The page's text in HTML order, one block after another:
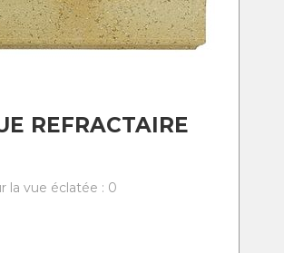
REFRACTAIRE
la vue éclatée : 0